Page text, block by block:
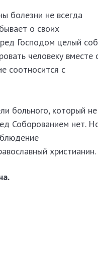
болезни не всегда
о своих
Господом целый
человеку вместе
соотносится с
больного, который не
Соборованием нет.
христианин.